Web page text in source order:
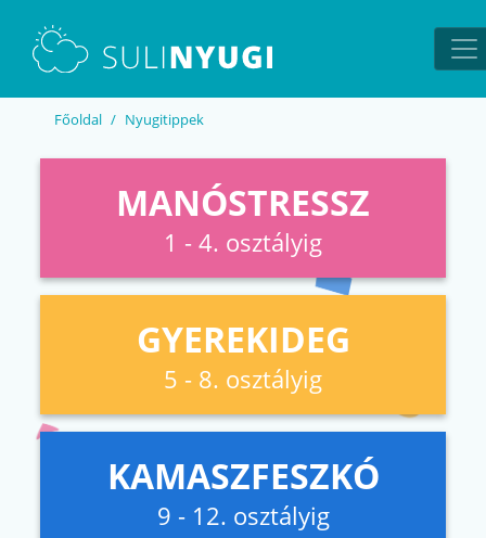
Főoldal Nyugitippek
MANÓSTRESSZ
1 - 4. osztályig
GYEREKIDEG
5 - 8. osztályig
KAMASZFESZKÓ
9 - 12. osztályig